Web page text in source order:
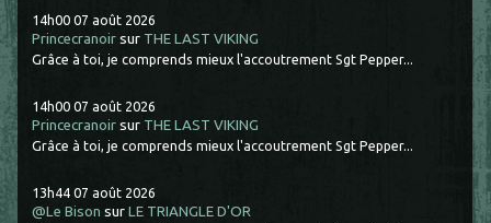
14h00 07 août 2026
Princecranoir sur THE LAST VIKING
Grâce à toi, je comprends mieux l'accoutrement Sgt Pepper...
14h00 07 août 2026
Princecranoir sur THE LAST VIKING
Grâce à toi, je comprends mieux l'accoutrement Sgt Pepper...
13h44 07 août 2026
@Le Bison surLE TRIANGLE D'OR